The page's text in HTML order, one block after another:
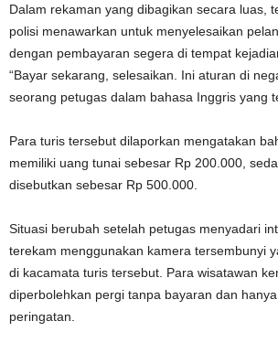
Dalam rekaman yang dibagikan secara luas,
polisi menawarkan untuk menyelesaikan
dengan pembayaran segera di tempat
“Bayar sekarang, selesaikan. Ini aturan di
seorang petugas dalam bahasa Inggris yang
Para turis tersebut dilaporkan mengatakan
memiliki uang tunai sebesar Rp 200.000,
disebutkan sebesar Rp 500.000.
Situasi berubah setelah petugas menyadari
terekam menggunakan kamera tersembunyi
di kacamata turis tersebut. Para wisatawan
diperbolehkan pergi tanpa bayaran dan
peringatan.